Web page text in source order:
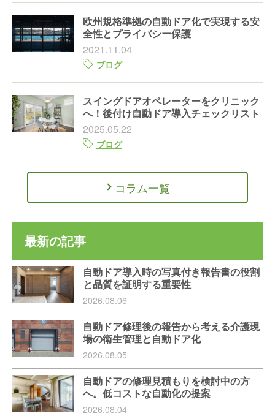
欧州規格準拠の自動ドア化で実現する安
全性とプライバシー保護
2021.11.04
ブログ
スイングドアオペレーターをクリニック
へ！後付け自動ドア導入チェックリスト
2025.05.22
ブログ
コラム一覧
最新の記事
自動ドア導入時の写真付き報告書の役割
と品質を証明する重要性
2026.08.06
自動ドア修理後の報告から考える介護現
場の衛生管理と自動ドア化
2026.08.05
自動ドアの修理見積もりを検討中の方
へ。低コストな自動化の提案
2026.08.04